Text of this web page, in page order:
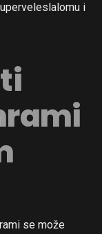
i
se može